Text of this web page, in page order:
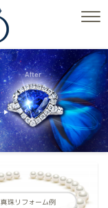
真珠リフォーム例